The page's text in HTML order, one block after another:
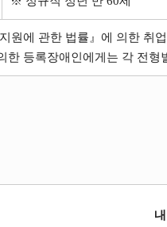
원에 관한 법률』에 의한 취
한 등록장애인에게는 각 전